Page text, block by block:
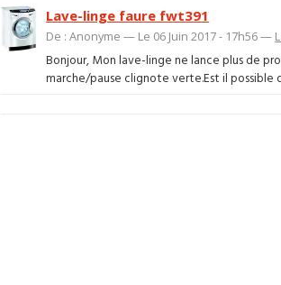
Lave-linge faure fwt391
De : Anonyme — Le 06 Juin 2017 - 17h56 —
Bonjour, Mon lave-linge ne lance plus de
marche/pause clignote verte.Est il possible